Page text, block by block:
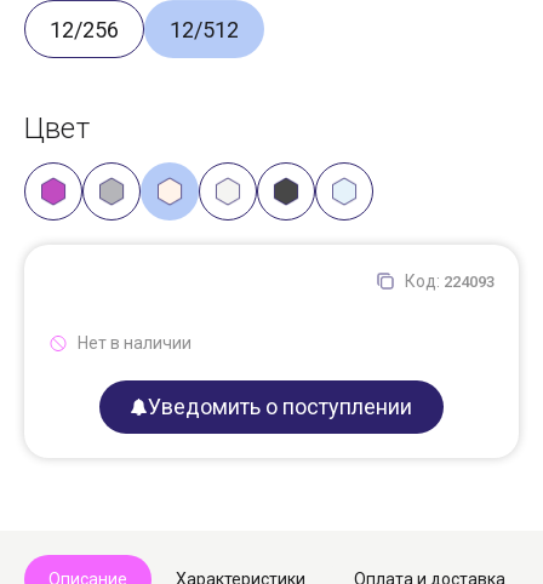
12/256 12/512
Цвет
Код: 224093
Нет в наличии
Уведомить о поступлении
Описание Характеристики Оплата и доставка